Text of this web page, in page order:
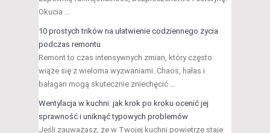
Okucia …
10 prostych trików na ułatwienie codziennego życia
podczas remontu
Remont to czas intensywnych zmian, który często
wiąże się z wieloma wyzwaniami. Chaos, hałas i
bałagan mogą skutecznie zniechęcić …
Wentylacja w kuchni: jak krok po kroku ocenić jej
sprawność i uniknąć typowych problemów
Jeśli zauważasz, że w Twojej kuchni powietrze staje